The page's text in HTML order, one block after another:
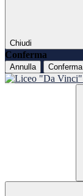
Chiudi
Conferma
Annulla Conferma